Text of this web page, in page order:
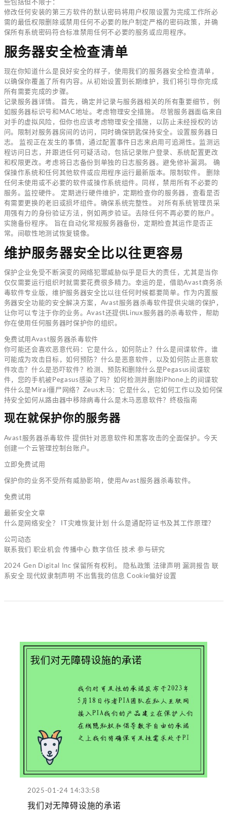
修改任何安装的第三方软件的默认密码将用户权限设置为完成工作所必
需的最低权限删除或禁用任何不必要的账户制定严格的密码政策，并确
保所有系统密码符合标准禁用任何不必要的服务或应用程序。
服务器安全检查清单
现在你知道什么是良好安全的样子，使用我们的服务器安全检查清单，
以确保你覆盖了所有内容。从初始设置到长期维护，我们将引导你完成
所有需要完成的步骤。
记录服务器详情。 首先，确定并记录与服务器相关的所有重要细节，例
如服务器标识号和MAC地址。考虑物理安全措施。 尽管服务器面临来自
对手的虚拟风险，但你也应该考虑物理安全措施，以防止未经授权的访
问。限制对服务器房间的访问，同时确保钥匙保持安全。设置服务器日
志。 监视正在发生的事情，通过配置事件日志来启用可追溯性。监测远
程访问日志，并跟进任何可疑活动，包括记录账户登录、系统配置更改
和权限更改。考虑将日志备份到单独的日志服务器。避免修补漏洞。 确
保操作系统和任何其他软件或应用程序运行最新版本。限制软件。 删除
任何未使用或不必要的软件或操作系统组件。同样，禁用所有不必要的
服务。监控硬件。 定期进行硬件维护，定期检查你的服务器，查看是否
有需要更换的老旧或损坏组件。确保系统完整性。 对所有系统管理员采
用强有力的身份验证方法，例如两步验证。去除任何不再必要的账户。
实施备份程序。 旨在自动化常规服务器备份，定期检查其运作是否正
常。间歇性地测试恢复镜像。
维护服务器安全比以往更容易
保护企业免受不断演变的网络犯罪威胁似乎是巨大的责任，尤其是当你
仅仅需要运行组织时就需要花费很多精力。幸运的是，借助Avast商务杀
毒软件专业版，维护服务器安全比以往任何时候都要简单。作为内置服
务器安全功能的安全解决方案，Avast服务器杀毒软件提供尖端的保护，
让你可以专注于你的业务。Avast还提供Linux服务器的杀毒软件，帮助
你在使用任何服务器时保护你的组织。
免费试用Avast服务器杀毒软件
你可能还会喜欢恶意代码：它是什么，如何防止？什么是间谍软件，谁
可能成为攻击目标，如何预防？什么是恶意软件，以及如何防止恶意软
件攻击？什么是恐吓软件？检测、预防和删除什么是Pegasus间谍软
件，您的手机被Pegasus感染了吗？如何检测并删除iPhone上的间谍软
件什么是Mirai僵尸网络？Zeus木马：它是什么，它如何工作以及如何保
持安全如何从路由器中移除病毒什么是木马恶意软件？终极指南
现在就保护你的服务器
Avast服务器杀毒软件 提供针对恶意软件和黑客攻击的全面保护。今天
创建一个云管理控制台账户。
立即免费试用
保护你的业务不受所有威胁影响，使用Avast服务器杀毒软件。
免费试用
最新安全文章
什么是网络安全？ IT灾难恢复计划 什么是通配符证书及其工作原理？
公司动态
联系我们 职业机会 传播中心 数字信任 技术 参与研究
2024 Gen Digital Inc 保留所有权利。 隐私政策 法律声明 漏洞报告 联
系安全 现代奴隶制声明 不出售我的信息 Cookie偏好设置
2025-01-24 14:33:58
我们对无障碍设施的承诺